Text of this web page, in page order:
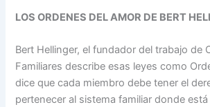
LOS ORDENES DEL AMOR DE BERT
Bert Hellinger, el fundador del trabajo de
Familiares describe esas leyes como
dice que cada miembro debe tener el
pertenecer al sistema familiar donde